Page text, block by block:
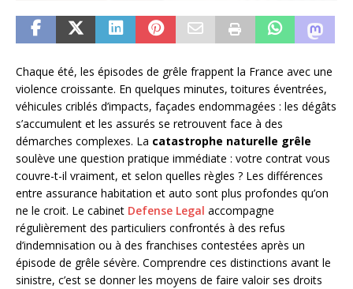
Chaque été, les épisodes de grêle frappent la France avec une
violence croissante. En quelques minutes, toitures éventrées,
véhicules criblés d’impacts, façades endommagées : les dégâts
s’accumulent et les assurés se retrouvent face à des
démarches complexes. La catastrophe naturelle grêle
soulève une question pratique immédiate : votre contrat vous
couvre-t-il vraiment, et selon quelles règles ? Les différences
entre assurance habitation et auto sont plus profondes qu’on
ne le croit. Le cabinet Defense Legal accompagne
régulièrement des particuliers confrontés à des refus
d’indemnisation ou à des franchises contestées après un
épisode de grêle sévère. Comprendre ces distinctions avant le
sinistre, c’est se donner les moyens de faire valoir ses droits